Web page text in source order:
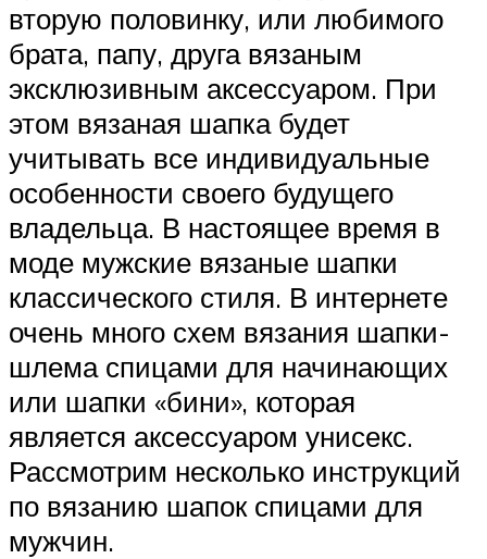
вторую половинку, или любимого
брата, папу, друга вязаным
эксклюзивным аксессуаром. При
этом вязаная шапка будет
учитывать все индивидуальные
особенности своего будущего
владельца. В настоящее время в
моде мужские вязаные шапки
классического стиля. В интернете
очень много схем вязания шапки-
шлема спицами для начинающих
или шапки «бини», которая
является аксессуаром унисекс.
Рассмотрим несколько инструкций
по вязанию шапок спицами для
мужчин.